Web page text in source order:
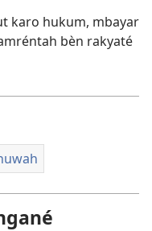
karo hukum, mbayar
bèn rakyaté